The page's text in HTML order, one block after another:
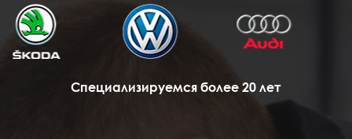
Специализируемся более 20 лет